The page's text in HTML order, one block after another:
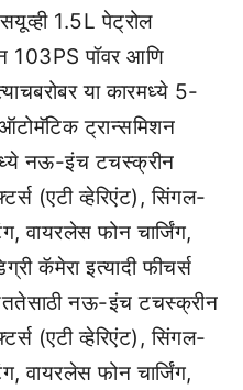
1.5L पेट्रोल
103PS पॉवर आणि
या कारमध्ये 5-
ट्रान्समिशन
नऊ-इंच टचस्क्रीन
(एटी व्हेरिएंट), सिंगल-
फोन चार्जिंग,
कॅमेरा इत्यादी फीचर्स
नऊ-इंच टचस्क्रीन
(एटी व्हेरिएंट), सिंगल-
फोन चार्जिंग,